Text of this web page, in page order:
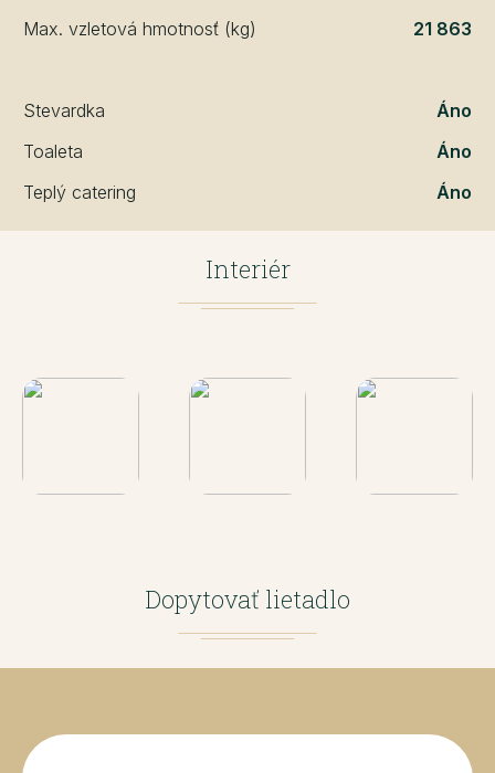
Max. vzletová hmotnosť (kg)
21 863
Stevardka
Áno
Toaleta
Áno
Teplý catering
Áno
Interiér
Dopytovať lietadlo